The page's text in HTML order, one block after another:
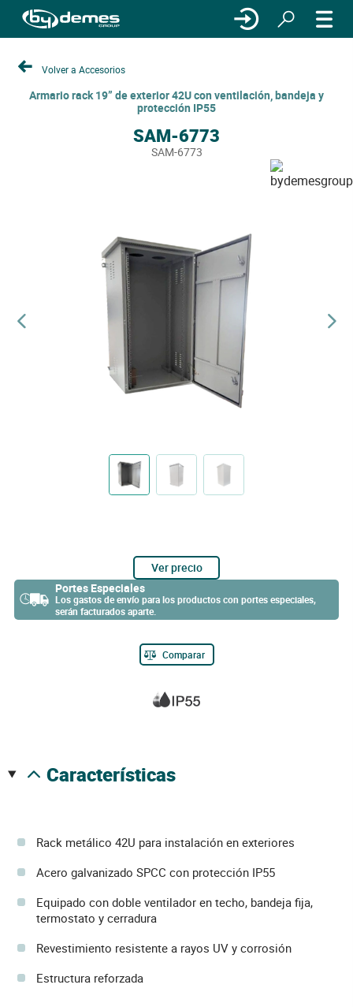
Volver a Accesorios
Armario rack 19” de exterior 42U con ventilación, bandeja y
protección IP55
SAM-6773
SAM-6773
Ver precio
Portes Especiales
Los gastos de envío para los productos con portes especiales,
serán facturados aparte.
Comparar
características
Rack metálico 42U para instalación en exteriores
Acero galvanizado SPCC con protección IP55
Equipado con doble ventilador en techo, bandeja fija,
termostato y cerradura
Revestimiento resistente a rayos UV y corrosión
Estructura reforzada